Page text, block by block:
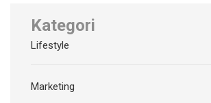
Kategori
Lifestyle
Marketing